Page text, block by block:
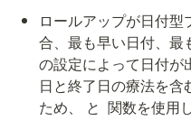
ロールアップが日付
合、最も早い日付、最
の設定によって日付が
日と終了日の療法を含
ため、
と 関数を使用